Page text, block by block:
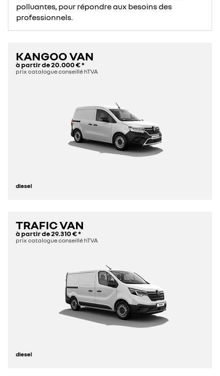
polluantes, pour répondre aux besoins des
professionnels.
KANGOO VAN
à partir de20.000 €*
prix catalogue conseillé hTVA
diesel
TRAFIC VAN
à partir de29.310 €*
prix catalogue conseillé hTVA
diesel